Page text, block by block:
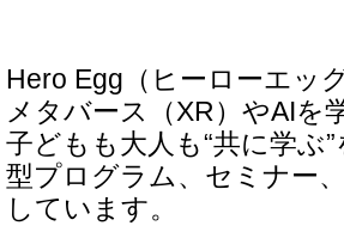
Hero Egg（ヒーローエッ
メタバース（XR）やAIを
子どもも大人も“共に学ぶ
型プログラム、セミナー
しています。